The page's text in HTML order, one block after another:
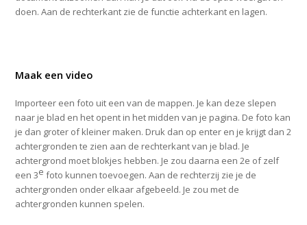
doen. Aan de rechterkant zie de functie achterkant en lagen.
Maak een video
Importeer een foto uit een van de mappen. Je kan deze slepen
naar je blad en het opent in het midden van je pagina. De foto kan
je dan groter of kleiner maken. Druk dan op enter en je krijgt dan 2
achtergronden te zien aan de rechterkant van je blad. Je
achtergrond moet blokjes hebben. Je zou daarna een 2e of zelf
een 3e foto kunnen toevoegen. Aan de rechterzij zie je de
achtergronden onder elkaar afgebeeld. Je zou met de
achtergronden kunnen spelen.